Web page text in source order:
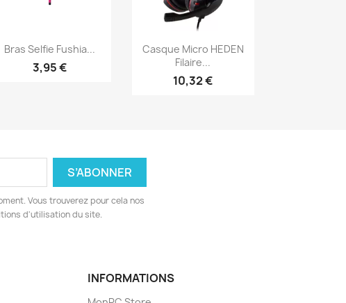
Aperçu rapide
Bras Selfie Fushia...
3,95 €
Aperçu rapide
Casque Micro HEDEN
Filaire...
10,32 €
Vous trouverez pour cela nos
d'utilisation du site.
INFORMATIONS